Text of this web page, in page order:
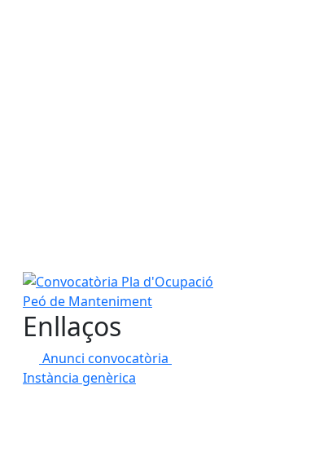
Convocatòria Pla d'Ocupació Peó de
Enllaços
Anunci convocatòria
Instància genèrica